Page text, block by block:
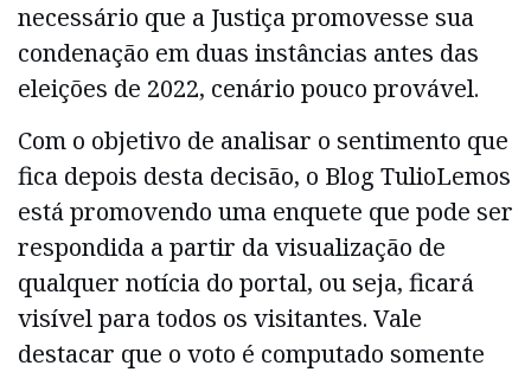
necessário que a Justiça promovesse sua
condenação em duas instâncias antes das
eleições de 2022, cenário pouco provável.
Com o objetivo de analisar o sentimento que
fica depois desta decisão, o Blog TulioLemos
está promovendo uma enquete que pode ser
respondida a partir da visualização de
qualquer notícia do portal, ou seja, ficará
visível para todos os visitantes. Vale
destacar que o voto é computado somente